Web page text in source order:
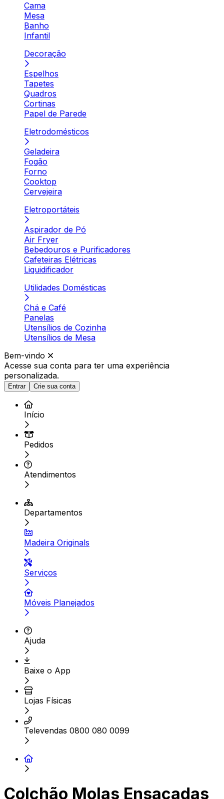
Cama
Mesa
Banho
Infantil
Decoração
Espelhos
Tapetes
Quadros
Cortinas
Papel de Parede
Eletrodomésticos
Geladeira
Fogão
Forno
Cooktop
Cervejeira
Eletroportáteis
Aspirador de Pó
Air Fryer
Bebedouros e Purificadores
Cafeteiras Elétricas
Liquidificador
Utilidades Domésticas
Chá e Café
Panelas
Utensílios de Cozinha
Utensílios de Mesa
Bem-vindo
Acesse sua conta para ter uma experiência
personalizada.
Entrar Crie sua conta
Início
Pedidos
Atendimentos
Departamentos
Madeira Originals
Serviços
Móveis Planejados
Ajuda
Baixe o App
Lojas Físicas
Televendas 0800 080 0099
Colchão Molas Ensacadas